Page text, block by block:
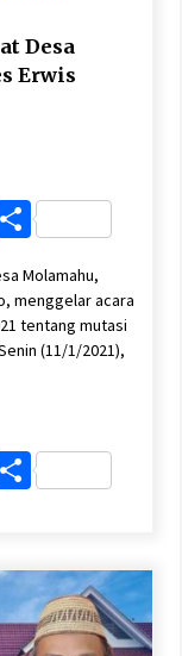
Desa
Erwis
Share
Molamahu,
menggelar acara
tentang mutasi
(11/1/2021),
Share